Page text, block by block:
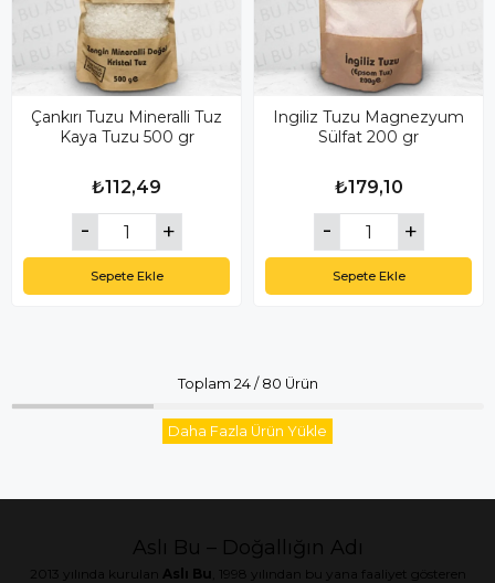
Çankırı Tuzu Mineralli Tuz
Kaya Tuzu 500 gr
₺112,49
Sepete Ekle
Ingiliz Tuzu Magnezyum
Sülfat 200 gr
₺179,10
Sepete Ekle
Toplam 24/ 80 Ürün
Daha Fazla Ürün Yükle
Aslı Bu – Doğallığın Adı
2013 yılında kurulan Aslı Bu , 1998 yılından bu yana faaliyet gösteren